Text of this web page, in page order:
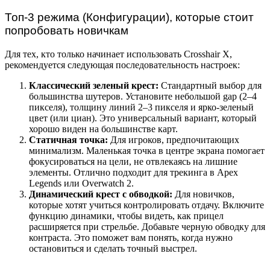
Топ-3 режима (Конфигурации), которые стоит
попробовать новичкам
Для тех, кто только начинает использовать Crosshair X,
рекомендуется следующая последовательность настроек:
Классический зеленый крест: Стандартный выбор для
большинства шутеров. Установите небольшой gap (2–4
пикселя), толщину линий 2–3 пикселя и ярко-зеленый
цвет (или циан). Это универсальный вариант, который
хорошо виден на большинстве карт.
Статичная точка: Для игроков, предпочитающих
минимализм. Маленькая точка в центре экрана помогает
фокусироваться на цели, не отвлекаясь на лишние
элементы. Отлично подходит для трекинга в Apex
Legends или Overwatch 2.
Динамический крест с обводкой: Для новичков,
которые хотят учиться контролировать отдачу. Включите
функцию динамики, чтобы видеть, как прицел
расширяется при стрельбе. Добавьте черную обводку для
контраста. Это поможет вам понять, когда нужно
остановиться и сделать точный выстрел.